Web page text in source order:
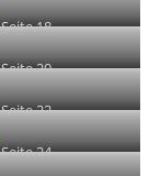
Seite 18
Seite 20
Seite 22
Seite 24